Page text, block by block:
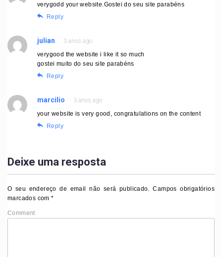
verygodd your website.Gostei do seu site parabéns
Reply
julian
3 anos ago
verygood the website i like it so much
gostei muito do seu site parabéns
Reply
marcilio
3 anos ago
your website is very good, congratulations on the content
Reply
Deixe uma resposta
O seu endereço de email não será publicado.
Campos obrigatórios
marcados com*
Comment